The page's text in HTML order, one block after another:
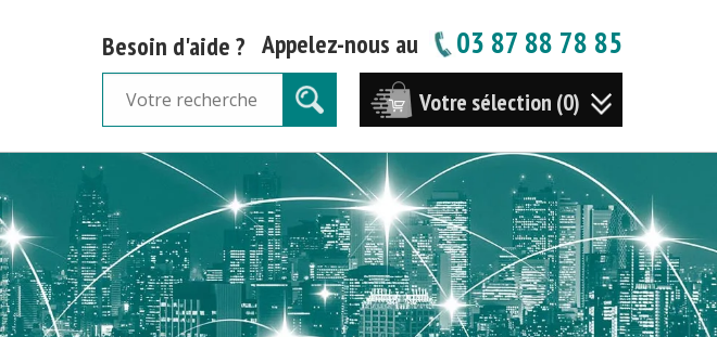
Besoin d'aide ? Appelez-nous au 03 87 88 78 85
Votre sélection (0)